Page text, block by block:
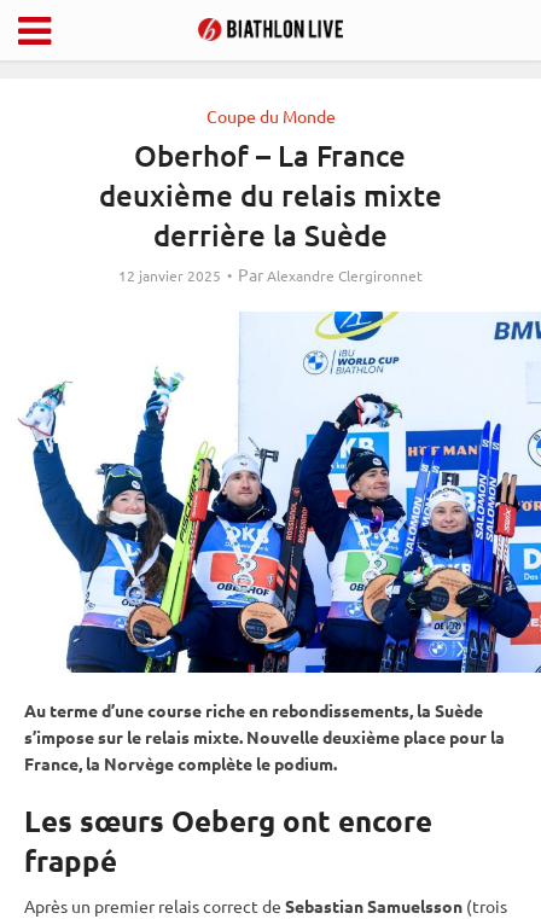
Coupe du Monde
Oberhof – La France
deuxième du relais mixte
derrière la Suède
12 janvier 2025 ParAlexandre Clergironnet
Au terme d’une course riche en rebondissements, la Suède
s’impose sur le relais mixte. Nouvelle deuxième place pour la
France, la Norvège complète le podium.
Les sœurs Oeberg ont encore
frappé
Après un premierrelaiscorrect de Sebastian Samuelsson (trois